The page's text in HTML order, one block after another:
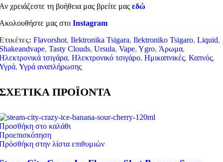
χρειάζεστε τη βοήθεια μας βρείτε μας εδώ
μας στο Instagram
Flavorshot, Ilektronika Tsigara, Ilektroniko Tsigaro, Liquid,
, Tasty Clouds, Ursula, Vape, Ygro, Άρωμα,
τσιγάρα, Ηλεκτρονικό τσιγάρο, Ημικαπνικές, Καπνός,
, Υγρά αναπλήρωσης
ΠΡΟΪΟΝΤΑ
στο καλάθι
στην λίστα επιθυμιών